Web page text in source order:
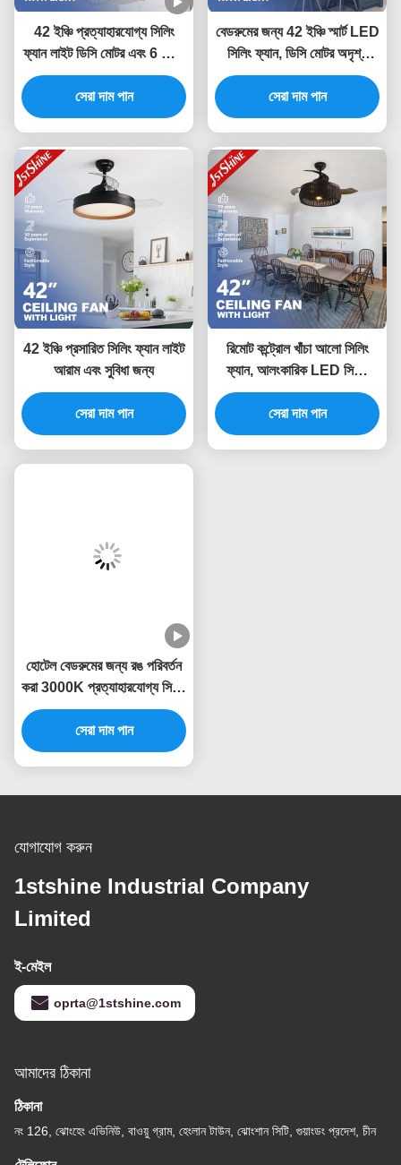
42 ইঞ্চি প্রত্যাহারযোগ্য সিলিং
ফ্যান লাইট ডিসি মোটর এবং 6 স্পিড
রিমোট কন্ট্রোল সহ
সেরা দাম পান
বেডরুমের জন্য 42 ইঞ্চি স্মার্ট LED
সিলিং ফ্যান, ডিসি মোটর অদৃশ্য
সিলিং ফ্যান
সেরা দাম পান
42 ইঞ্চি প্রসারিত সিলিং ফ্যান লাইট
আরাম এবং সুবিধা জন্য
সেরা দাম পান
রিমোট কন্ট্রোল খাঁচা আলো সিলিং
ফ্যান, আলংকারিক LED সিলিং
ফ্যান
সেরা দাম পান
হোটেল বেডরুমের জন্য রঙ পরিবর্তন
করা 3000K প্রত্যাহারযোগ্য সিলিং
ফ্যান লাইট
সেরা দাম পান
যোগাযোগ করুন
1stshine Industrial Company
Limited
ই-মেইল
oprta@1stshine.com
আমাদের ঠিকানা
ঠিকানা
নং 126, ঝোংহেং এভিনিউ, বাওয়ু গ্রাম, হেংলান টাউন, ঝোংশান সিটি, গুয়াংডং প্রদেশ, চীন